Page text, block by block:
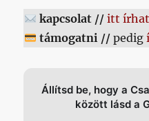
kapcsolat // itt
támogatni //pedig
Állítsd be, hogy a
között lásd a